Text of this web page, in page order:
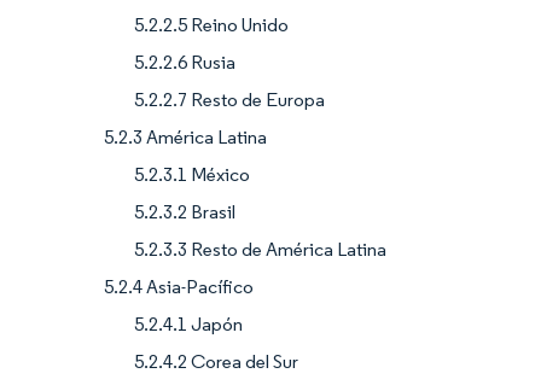
5.2.2.5 Reino Unido
5.2.2.6 Rusia
5.2.2.7 Resto de Europa
5.2.3 América Latina
5.2.3.1 México
5.2.3.2 Brasil
5.2.3.3 Resto de América Latina
5.2.4 Asia-Pacífico
5.2.4.1 Japón
5.2.4.2 Corea del Sur